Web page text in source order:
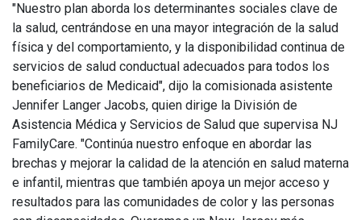
"Nuestro plan aborda los determinantes sociales clave de
la salud, centrándose en una mayor integración de la salud
física y del comportamiento, y la disponibilidad continua de
servicios de salud conductual adecuados para todos los
beneficiarios de Medicaid", dijo la comisionada asistente
Jennifer Langer Jacobs, quien dirige la División de
Asistencia Médica y Servicios de Salud que supervisa NJ
FamilyCare. "Continúa nuestro enfoque en abordar las
brechas y mejorar la calidad de la atención en salud materna
e infantil, mientras que también apoya un mejor acceso y
resultados para las comunidades de color y las personas